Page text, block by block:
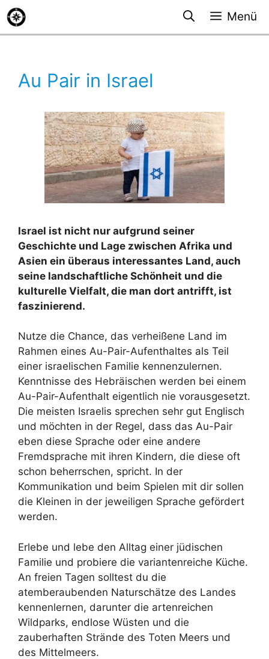
Zum
Inhalt
springen
Menü
Au Pair in Israel
Israel ist nicht nur aufgrund seiner
Geschichte und Lage zwischen Afrika und
Asien ein überaus interessantes Land, auch
seine landschaftliche Schönheit und die
kulturelle Vielfalt, die man dort antrifft, ist
faszinierend.
Nutze die Chance, das verheißene Land im
Rahmen eines Au-Pair-Aufenthaltes als Teil
einer israelischen Familie kennenzulernen.
Kenntnisse des Hebräischen werden bei einem
Au-Pair-Aufenthalt eigentlich nie vorausgesetzt.
Die meisten Israelis sprechen sehr gut Englisch
und möchten in der Regel, dass das Au-Pair
eben diese Sprache oder eine andere
Fremdsprache mit ihren Kindern, die diese oft
schon beherrschen, spricht. In der
Kommunikation und beim Spielen mit dir sollen
die Kleinen in der jeweiligen Sprache gefördert
werden.
Erlebe und lebe den Alltag einer jüdischen
Familie und probiere die variantenreiche Küche.
An freien Tagen solltest du die
atemberaubenden Naturschätze des Landes
kennenlernen, darunter die artenreichen
Wildparks, endlose Wüsten und die
zauberhaften Strände des Toten Meers und
des Mittelmeers.